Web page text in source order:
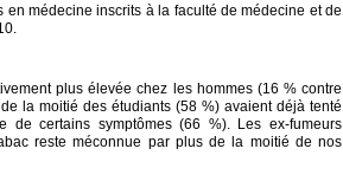
médecine inscrits à la faculté de médecine et de
plus élevée chez les hommes (16 % contre
la moitié des étudiants (58 %) avaient déjà tenté
de certains symptômes (66 %). Les ex-fumeurs
reste méconnue par plus de la moitié de nos